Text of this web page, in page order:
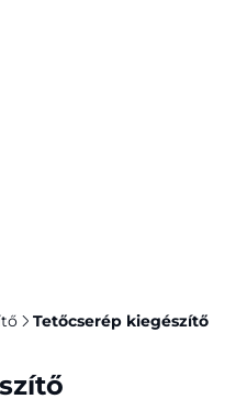
Tetőcserép kiegészítő